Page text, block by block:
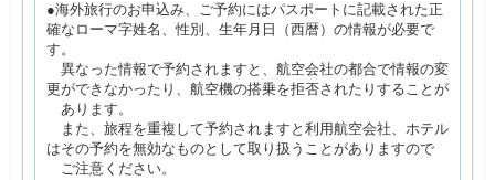
●海外旅行のお申込み、ご予約にはパスポートに記載された正
確なローマ字姓名、性別、生年月日（西暦）の情報が必要で
す。
異なった情報で予約されますと、航空会社の都合で情報の変
更ができなかったり、航空機の搭乗を拒否されたりすることが
あります。
また、旅程を重複して予約されますと利用航空会社、ホテル
はその予約を無効なものとして取り扱うことがありますので
ご注意ください。